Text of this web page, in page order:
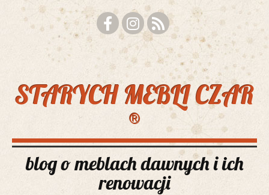
STARYCH MEBLI CZAR
®
blog o meblach dawnych i ich
renowacji